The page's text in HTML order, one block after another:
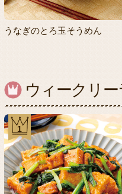
うなぎのとろ玉そうめん
ウィークリ
1